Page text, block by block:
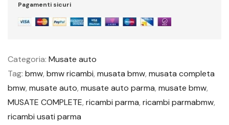
Pagamenti sicuri
Categoria: Musate auto
Tag: bmw, bmw ricambi, musata bmw, musata completa
bmw, musate auto, musate auto parma, musate bmw,
MUSATE COMPLETE, ricambi parma, ricambi parmabmw,
ricambi usati parma